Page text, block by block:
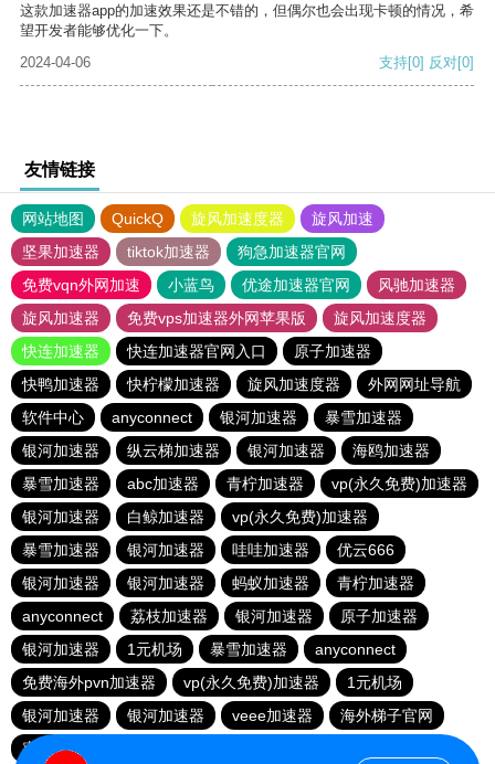
这款加速器app的加速效果还是不错的，但偶尔也会出现卡顿的情况，希
望开发者能够优化一下。
2024-04-06
支持[0] 反对[0]
友情链接
网站地图 QuickQ 旋风加速度器
旋风加速
坚果加速器
tiktok加速器
狗急加速器官网
免费vqn外网加速
小蓝鸟 优途加速器官网
风驰加速器
旋风加速器
免费vps加速器外网苹果版
旋风加速度器
快连加速器
快连加速器官网入口
原子加速器
快鸭加速器
快柠檬加速器 旋风加速度器
外网网址导航
软件中心
anyconnect 银河加速器
暴雪加速器
银河加速器
纵云梯加速器 银河加速器
海鸥加速器
暴雪加速器
abc加速器 青柠加速器
vp(永久免费)加速器
银河加速器
白鲸加速器
vp(永久免费)加速器
暴雪加速器
银河加速器 哇哇加速器
优云666
银河加速器
银河加速器 蚂蚁加速器
青柠加速器
anyconnect
荔枝加速器 银河加速器
原子加速器
银河加速器
1元机场 暴雪加速器
anyconnect
免费海外pvn加速器
vp(永久免费)加速器
1元机场
银河加速器
银河加速器 veee加速器
海外梯子官网
蜜蜂加速器